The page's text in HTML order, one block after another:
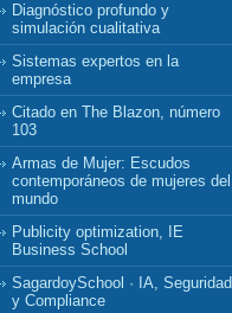
Diagnóstico profundo y
simulación cualitativa
Sistemas expertos en la
empresa
Citado en The Blazon, número
103
Armas de Mujer: Escudos
contemporáneos de mujeres del
mundo
Publicity optimization, IE
Business School
SagardoySchool · IA, Seguridad
y Compliance